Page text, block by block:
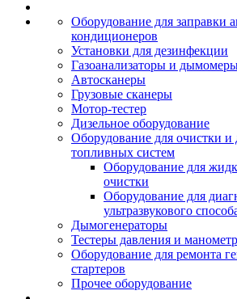
Оборудование для заправки
кондиционеров
Установки для дезинфекции
Газоанализаторы и
Автосканеры
Грузовые сканеры
Мотор-тестер
Дизельное оборудование
Оборудование для очистки и
топливных систем
Оборудование для
очистки
Оборудование для
ультразвукового
Дымогенераторы
Тестеры давления и
Оборудование для ремонта
стартеров
Прочее оборудование